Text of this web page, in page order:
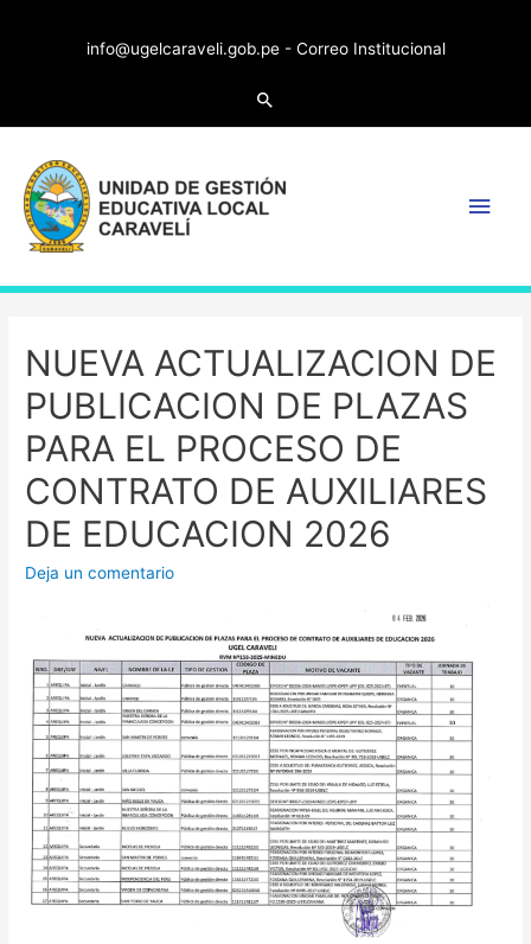
info@ugelcaraveli.gob.pe - Correo Institucional
Search
Main
NUEVA ACTUALIZACION DE
PUBLICACION DE PLAZAS
PARA EL PROCESO DE
CONTRATO DE AUXILIARES
DE EDUCACION 2026
Deja un comentario